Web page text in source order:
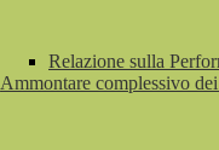
Relazione sulla
Ammontare complessivo